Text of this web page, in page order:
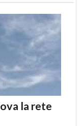
la rete